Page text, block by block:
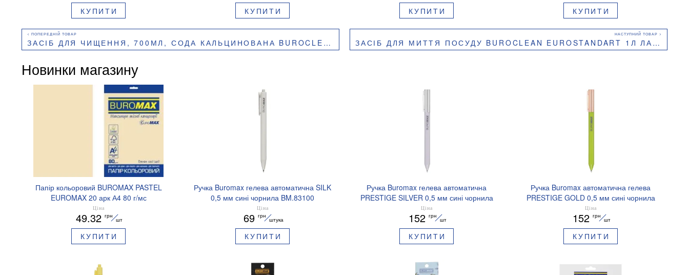
КУПИТИ КУПИТИ КУПИТИ КУПИТИ
ЗАСІБ ДЛЯ ЧИЩЕННЯ, 700МЛ, СОДА КАЛЬЦИНОВАНА BUROCLEAN 10700001 ЗАСІБ ДЛЯ МИТТЯ ПОСУДУ BUROCLEAN EUROSTANDART 1Л ЛАЙМ ТА М'ЯТА 10700791
Новинки магазину
Папір кольоровий BUROMAX PASTEL
EUROMAX 20 арк А4 80 г/мс
BM.2721220E-08
Ціна
49.32 грн
шт
КУПИТИ
Ручка Buromax гелева автоматична SILK
0,5 мм сині чорнила BM.83100
Ціна
69 грн
штука
КУПИТИ
Ручка Buromax гелева автоматична
PRESTIGE SILVER 0,5 мм сині чорнила
BM.83102
Ціна
152 грн
шт
КУПИТИ
Ручка Buromax автоматична гелева
PRESTIGE GOLD 0,5 мм сині чорнила
BM.83101
Ціна
152 грн
шт
КУПИТИ